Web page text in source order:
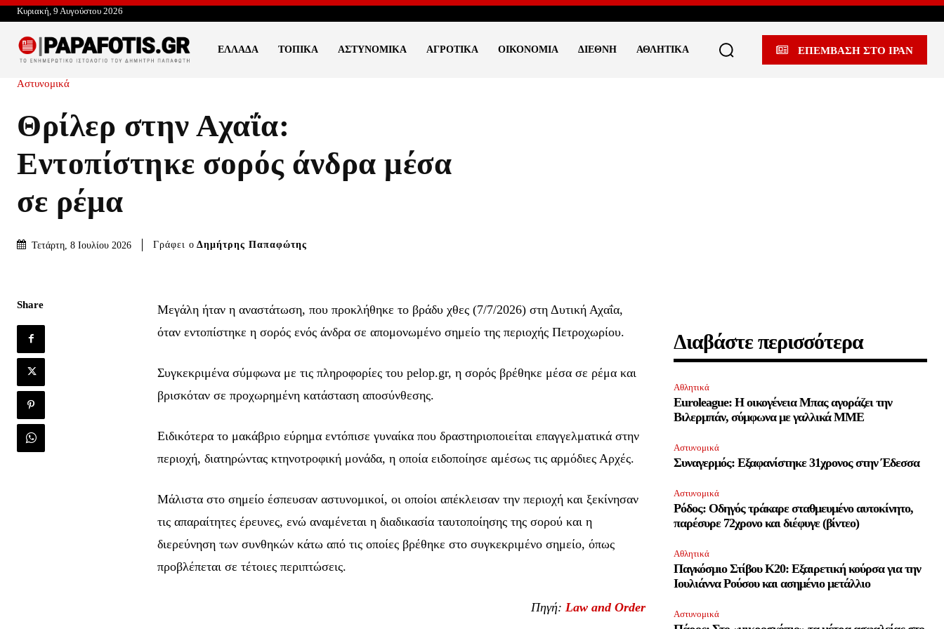
Ενταχθείτε στην κοινότητα των
συνδρομητών μας και γίνετε
Για να εγγραφείτε, απλά εισάγετε τη διεύθυνση email σας στην ιστοσελίδα μας ή
πατάτε το κουμπί Εγγραφή. Μην ανησυχείτε, τα στοιχεία σας είναι ασφαλή σε εμάς.
ΕΓΓΡΑΦΉ
Κυριακή, 9 Αυγούστου 2026
ΕΛΛΆΔΑ ΤΟΠΙΚΆ ΑΣΤΥΝΟΜΙΚΆ ΑΓΡΟΤΙΚΆ ΟΙΚΟΝΟΜΊΑ ΔΙΕΘΝΉ ΑΘΛΗΤΙΚΆ ΕΠΕΜΒΑΣΗ ΣΤΟ ΙΡΑΝ
Αστυνομικά
Θρίλερ στην Αχαΐα:
Εντοπίστηκε σορός άνδρα μέσα
σε ρέμα
Τετάρτη, 8 Ιουλίου 2026 Γράφει ο Δημήτρης Παπαφώτης
Share
Μεγάλη ήταν η αναστάτωση, που προκλήθηκε το βράδυ χθες (7/7/2026) στη Δυτική Αχαΐα,
όταν εντοπίστηκε η σορός ενός άνδρα σε απομονωμένο σημείο της περιοχής Πετροχωρίου.
Συγκεκριμένα σύμφωνα με τις πληροφορίες του pelop.gr, η σορός βρέθηκε μέσα σε ρέμα και
βρισκόταν σε προχωρημένη κατάσταση αποσύνθεσης.
Ειδικότερα το μακάβριο εύρημα εντόπισε γυναίκα που δραστηριοποιείται επαγγελματικά στην
περιοχή, διατηρώντας κτηνοτροφική μονάδα, η οποία ειδοποίησε αμέσως τις αρμόδιες Αρχές.
Μάλιστα στο σημείο έσπευσαν αστυνομικοί, οι οποίοι απέκλεισαν την περιοχή και ξεκίνησαν
τις απαραίτητες έρευνες, ενώ αναμένεται η διαδικασία ταυτοποίησης της σορού και η
διερεύνηση των συνθηκών κάτω από τις οποίες βρέθηκε στο συγκεκριμένο σημείο, όπως
προβλέπεται σε τέτοιες περιπτώσεις.
Πηγή: Law and Order
Διαβάστε περισσότερα
Αθλητικά
Euroleague: Η οικογένεια Μπας αγοράζει την
Βιλερμπάν, σύμφωνα με γαλλικά ΜΜΕ
Αστυνομικά
Συναγερμός: Εξαφανίστηκε 31χρονος στην Έδεσσα
Αστυνομικά
Ρόδος: Οδηγός τράκαρε σταθμευμένο αυτοκίνητο,
παρέσυρε 72χρονο και διέφυγε (βίντεο)
Αθλητικά
Παγκόσμιο Στίβου Κ20: Εξαιρετική κούρσα για την
Ιουλιάννα Ρούσου και ασημένιο μετάλλιο
Αστυνομικά